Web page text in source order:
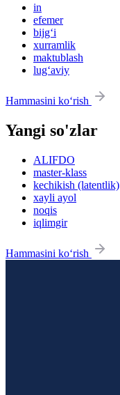
in
efemer
bijg‘i
xurramlik
maktublash
lug‘aviy
Hammasini ko‘rish
Yangi so'zlar
ALIFDO
master-klass
kechikish (latentlik)
xayli ayol
noqis
iqlimgir
Hammasini ko‘rish